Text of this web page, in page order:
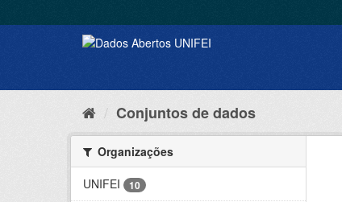
Conjuntos de dados
Organizações
UNIFEI
10